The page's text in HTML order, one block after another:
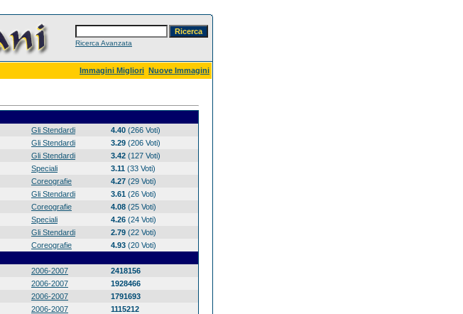
Ricerca Avanzata
Immagini Migliori Nuove Immagini
Gli Stendardi 4.40 (266 Voti)
Gli Stendardi 3.29 (206 Voti)
Gli Stendardi 3.42 (127 Voti)
Speciali 3.11 (33 Voti)
Coreografie 4.27 (29 Voti)
Gli Stendardi 3.61 (26 Voti)
Coreografie 4.08 (25 Voti)
Speciali 4.26 (24 Voti)
Gli Stendardi 2.79 (22 Voti)
Coreografie 4.93 (20 Voti)
2006-2007
2418156
2006-2007
1928466
2006-2007
1791693
2006-2007
1115212